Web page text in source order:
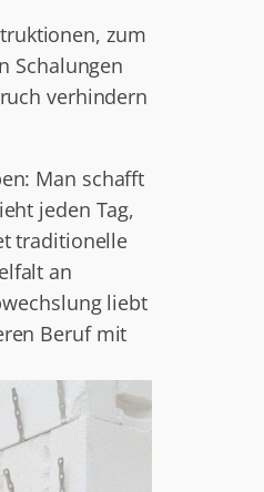
zum
Schalungen
verhindern
Man schafft
jeden Tag,
traditionelle
an
liebt
Beruf mit